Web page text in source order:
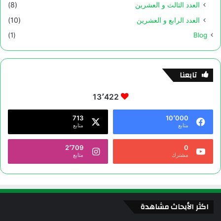
العدد الثالث و العشرين
(8)
العدد الرابع و العشرين
(10)
Blog
(1)
تابعنا
13٬422
10٬000
متابع
713
متابع
0
مشترك
2٬709
متابع
اكثر الأبحاث مشاهدة